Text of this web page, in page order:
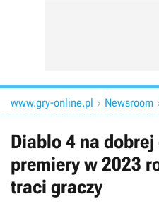
www.gry-online.pl  Newsroom
Diablo 4 na dobrej
premiery w 2023
traci graczy